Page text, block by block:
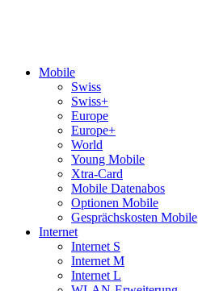
Mobile
Swiss
Swiss+
Europe
Europe+
World
Young Mobile
Xtra-Card
Mobile Datenabos
Optionen Mobile
Gesprächskosten Mobile
Internet
Internet S
Internet M
Internet L